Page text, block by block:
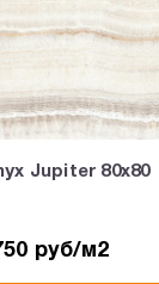
Jupiter 80x80
руб/м2